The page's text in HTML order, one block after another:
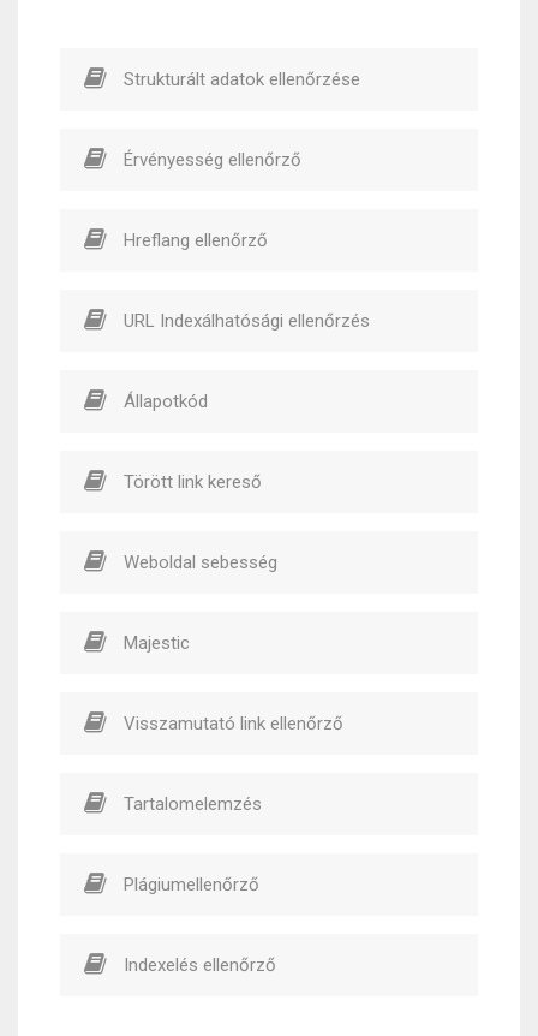
Strukturált adatok ellenőrzése
Érvényesség ellenőrző
Hreflang ellenőrző
URL Indexálhatósági ellenőrzés
Állapotkód
Törött link kereső
Weboldal sebesség
Majestic
Visszamutató link ellenőrző
Tartalomelemzés
Plágiumellenőrző
Indexelés ellenőrző